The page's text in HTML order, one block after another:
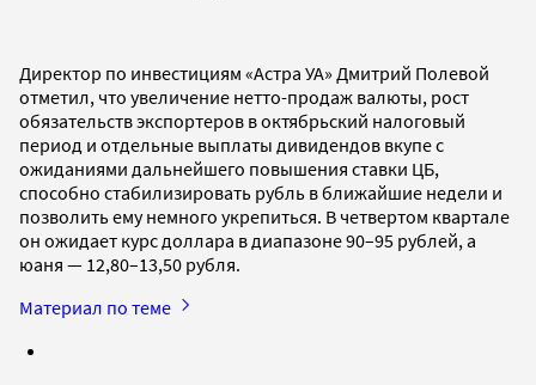
Директор по инвестициям «Астра УА» Дмитрий Полевой
отметил, что увеличение нетто-продаж валюты, рост
обязательств экспортеров в октябрьский налоговый
период и отдельные выплаты дивидендов вкупе с
ожиданиями дальнейшего повышения ставки ЦБ,
способно стабилизировать рубль в ближайшие недели и
позволить ему немного укрепиться. В четвертом квартале
он ожидает курс доллара в диапазоне 90–95 рублей, а
юаня — 12,80–13,50 рубля.
Материал по теме